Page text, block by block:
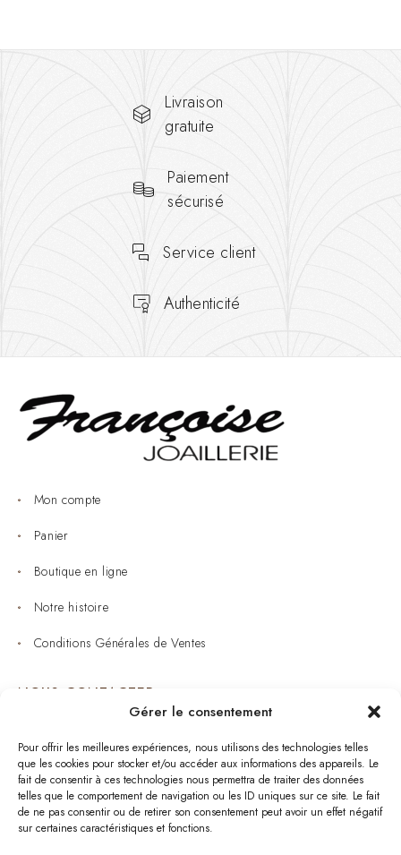
Gérer le consentement
Pour offrir les meilleures expériences, nous utilisons des technologies telles
que les cookies pour stocker et/ou accéder aux informations des appareils. Le
fait de consentir à ces technologies nous permettra de traiter des données
telles que le comportement de navigation ou les ID uniques sur ce site. Le fait
de ne pas consentir ou de retirer son consentement peut avoir un effet négatif
sur certaines caractéristiques et fonctions.
Livraison
gratuite
Paiement
sécurisé
Service client
Authenticité
Mon compte
Panier
Boutique en ligne
Notre histoire
Conditions Générales de Ventes
NOUS CONTACTER
Bijouterie : 05 53 53 64 11
Mardi au Samedi: 09:00 - 19:00
bijouterie.lavergne@orange.fr